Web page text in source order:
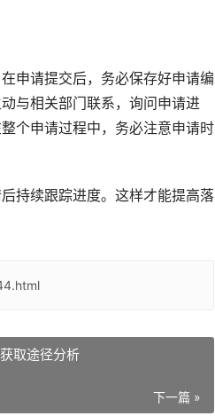
申请提交后，务必保存好申请编
与相关部门联系，询问申请进
个申请过程中，务必注意申请时
持续跟踪进度。这样才能提高落
取途径分析
下一篇 »